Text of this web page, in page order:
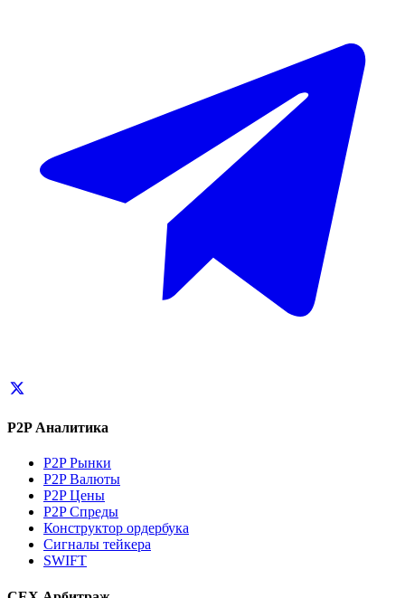
P2P Аналитика
P2P Рынки
P2P Валюты
P2P Цены
P2P Спреды
Конструктор ордербука
Сигналы тейкера
SWIFT